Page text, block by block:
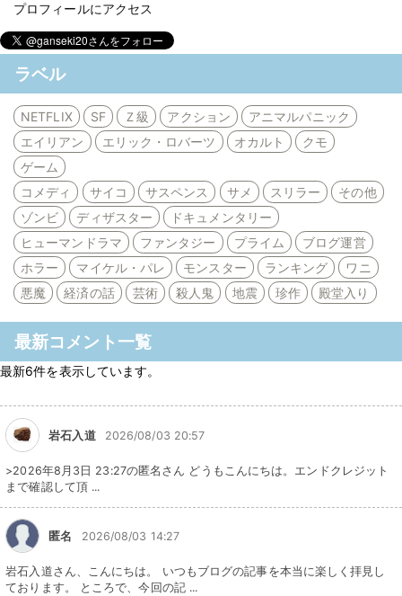
プロフィールにアクセス
ラベル
NETFLIX SF Ｚ級 アクション
アニマルパニック
エイリアン
エリック・ロバーツ オカルト
クモ
ゲーム
コメディ
サイコ サスペンス サメ スリラー
その他
ゾンビ
ディザスター
ドキュメンタリー
ヒューマンドラマ
ファンタジー プライム
ブログ運営
ホラー
マイケル・パレ モンスター ランキング
ワニ
悪魔
経済の話 芸術 殺人鬼 地震 珍作 殿堂入り
最新コメント一覧
最新6件を表示しています。
岩石入道 2026/08/03 20:57
>2026年8月3日 23:27の匿名さん どうもこんにちは。エンドクレジット
まで確認して頂 ...
匿名 2026/08/03 14:27
岩石入道さん、こんにちは。 いつもブログの記事を本当に楽しく拝見し
ております。 ところで、今回の記 ...